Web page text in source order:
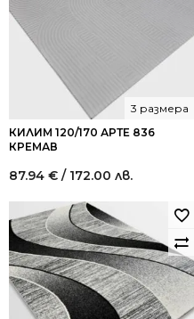
КИЛИМ 120/170 АРТЕ 836
КРЕМАВ
3 размера
87.94 € / 172.00 лв.